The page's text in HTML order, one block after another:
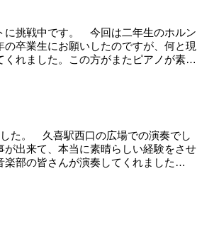
に挑戦中です。 今回は二年生のホルン
卒業生にお願いしたのですが、何と現
れました。この方がまたピアノが素
た。 久喜駅西口の広場での演奏でし
出来て、本当に素晴らしい経験をさせ
部の皆さんが演奏してくれました